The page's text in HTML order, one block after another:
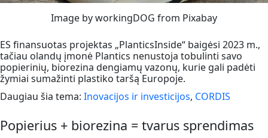
Image by workingDOG from Pixabay
ES finansuotas projektas „PlanticsInside“ baigėsi 2023 m.,
tačiau olandų įmonė Plantics nenustoja tobulinti savo
popierinių, biorezina dengiamų vazonų, kurie gali padėti
žymiai sumažinti plastiko taršą Europoje.
Daugiau šia tema: Inovacijos ir investicijos, CORDIS
Popierius + biorezina = tvarus sprendimas